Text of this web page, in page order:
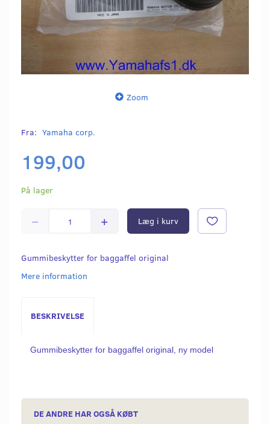
Zoom
Fra: Yamaha corp.
199,00
På lager
Læg i kurv
Gummibeskytter for baggaffel original
Mere information
BESKRIVELSE
Gummibeskytter for baggaffel original, ny model
DE ANDRE HAR OGSÅ KØBT